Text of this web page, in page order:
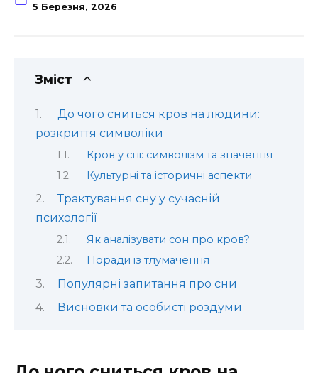
5 Березня, 2026
Зміст
До чого сниться кров на людини:
розкриття символіки
Кров у сні: символізм та значення
Культурні та історичні аспекти
Трактування сну у сучасній
психології
Як аналізувати сон про кров?
Поради із тлумачення
Популярні запитання про сни
Висновки та особисті роздуми